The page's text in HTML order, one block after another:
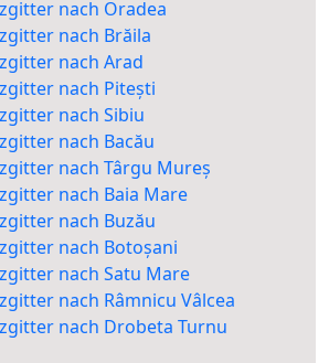
nach Oradea
nach Brăila
nach Arad
nach Pitești
nach Sibiu
nach Bacău
nach Târgu Mureș
nach Baia Mare
nach Buzău
nach Botoșani
nach Satu Mare
nach Râmnicu Vâlcea
nach Drobeta Turnu